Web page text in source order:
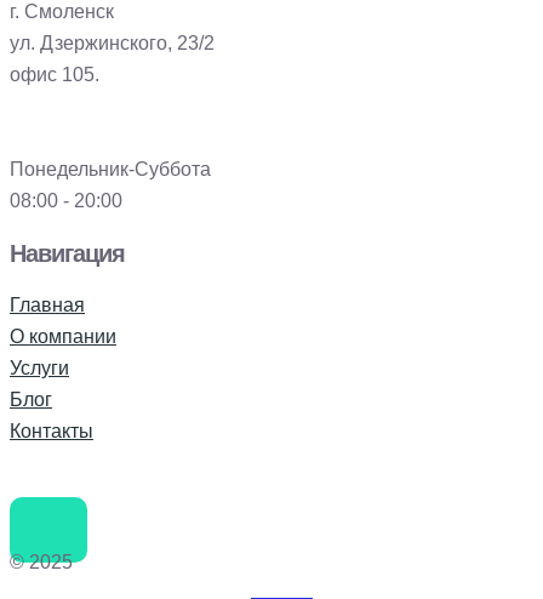
г. Смоленск
ул. Дзержинского, 23/2
офис 105.
Понедельник-Суббота
08:00 - 20:00
Навигация
Главная
О компании
Услуги
Блог
Контакты
© 2025